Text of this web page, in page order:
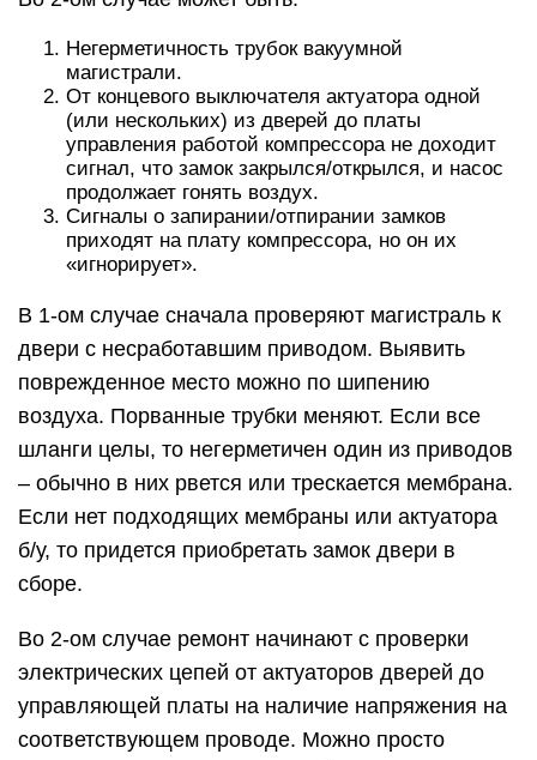
Негерметичность трубок вакуумной
магистрали.
От концевого выключателя актуатора одной
(или нескольких) из дверей до платы
управления работой компрессора не доходит
сигнал, что замок закрылся/открылся, и насос
продолжает гонять воздух.
Сигналы о запирании/отпирании замков
приходят на плату компрессора, но он их
«игнорирует».
В 1-ом случае сначала проверяют магистраль к
двери с несработавшим приводом. Выявить
поврежденное место можно по шипению
воздуха. Порванные трубки меняют. Если все
шланги целы, то негерметичен один из приводов
– обычно в них рвется или трескается мембрана.
Если нет подходящих мембраны или актуатора
б/у, то придется приобретать замок двери в
сборе.
Во 2-ом случае ремонт начинают с проверки
электрических цепей от актуаторов дверей до
управляющей платы на наличие напряжения на
соответствующем проводе. Можно просто